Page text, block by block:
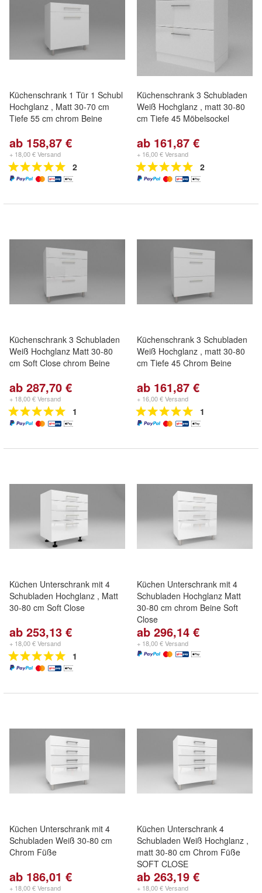
Küchenschrank 1 Tür 1 Schubl
Hochglanz , Matt 30-70 cm
Tiefe 55 cm chrom Beine
ab 158,87 €
+ 18,00 € Versand
2
Küchenschrank 3 Schubladen
Weiß Hochglanz , matt 30-80
cm Tiefe 45 Möbelsockel
ab 161,87 €
+ 16,00 € Versand
2
Küchenschrank 3 Schubladen
Weiß Hochglanz Matt 30-80
cm Soft Close chrom Beine
ab 287,70 €
+ 18,00 € Versand
1
Küchenschrank 3 Schubladen
Weiß Hochglanz , matt 30-80
cm Tiefe 45 Chrom Beine
ab 161,87 €
+ 16,00 € Versand
1
Küchen Unterschrank mit 4
Schubladen Hochglanz , Matt
30-80 cm Soft Close
ab 253,13 €
+ 18,00 € Versand
1
Küchen Unterschrank mit 4
Schubladen Hochglanz Matt
30-80 cm chrom Beine Soft
Close
ab 296,14 €
+ 18,00 € Versand
Küchen Unterschrank mit 4
Schubladen Weiß 30-80 cm
Chrom Füße
ab 186,01 €
+ 18,00 € Versand
Küchen Unterschrank 4
Schubladen Weiß Hochglanz ,
matt 30-80 cm Chrom Füße
SOFT CLOSE
ab 263,19 €
+ 18,00 € Versand